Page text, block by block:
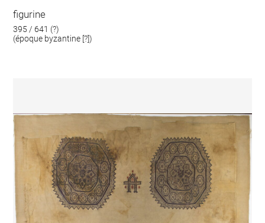
figurine
395 / 641 (?)
(époque byzantine [?])